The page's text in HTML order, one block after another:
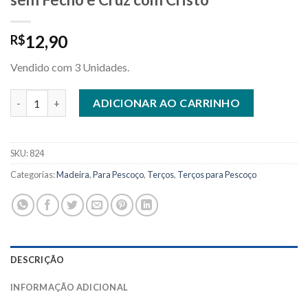
R$12,90
Vendido com 3 Unidades.
ADICIONAR AO CARRINHO
SKU:824
Categorias:Madeira,Para Pescoço, Terços, Terços para Pescoço
DESCRIÇÃO
INFORMAÇÃO ADICIONAL